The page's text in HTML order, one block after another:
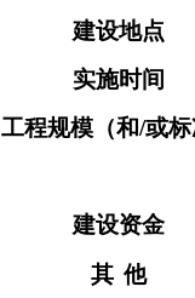
建设地点
实施时间
工程规模（和/或标
建设资金
其 他